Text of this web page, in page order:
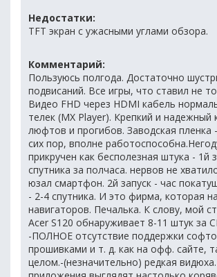
Недостатки:
TFT экран с ужасными углами обзора.
Комментарий:
Пользуюсь полгода. Достаточно
подвисаний. Все игры, что ставил не
Видео FHD через HDMI кабель
телек (MX Player). Крепкий и надежный
люфтов и прогибов. Заводская пленка
сих пор, вполне
прикручен как бесполезная штука - 1й
спутника за полчаса. нервов не
юзал смартфон. 2й запуск - час
- 2-4 спутника. И это фирма, которая
навигаторов. Печалька. К слову, мой
Acer S120 обнаруживает 8-11 штук за
-ПОЛНОЕ отсутствие поддержки
прошивками и т. д. как на офф. сайте,
целом.-(незначительно) редкая